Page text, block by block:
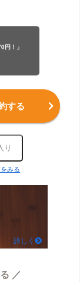
円！」
する
り
みる
詳しく
／